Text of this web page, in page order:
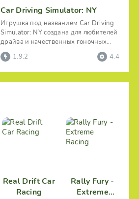
Car Driving Simulator: NY
Игрушка под названием Car Driving
Simulator: NY создана для любителей
драйва и качественных гоночных
симуляторов. Здесь
1.9.2 4.4
Real Drift Car
Racing
Rally Fury -
Extreme